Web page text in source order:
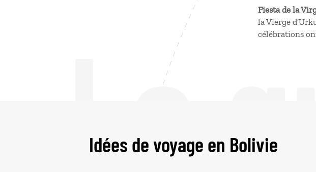
Le
Fiesta de la
la Vierge
célébrations
Idées de voyage en Bolivie